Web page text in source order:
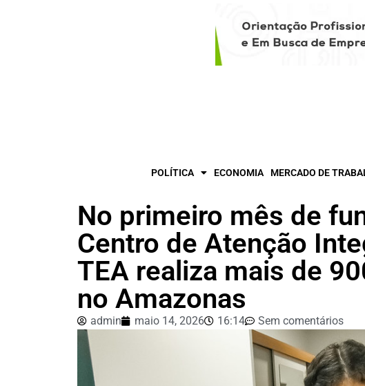
POLÍTICA ECONOMIA MERCADO DE
No primeiro mês de
Centro de Atenção
TEA realiza mais de
no Amazonas
admin maio 14, 2026 16:14 Sem comentários